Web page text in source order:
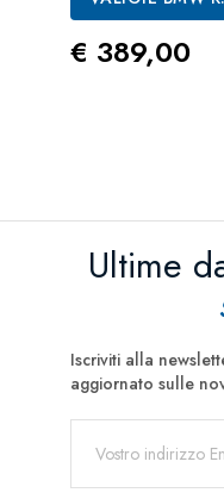
Prezzo
€ 389,00
Ultime
Iscriviti alla
aggiornato sulle